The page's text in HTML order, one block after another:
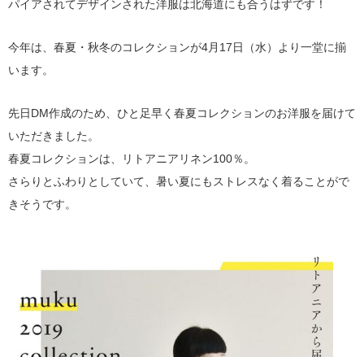
パイアされてデザインされた洋服は北海道にも合うはずです！
今年は、春夏・秋冬のコレクションが4月17日（水）より一堂に揃
います。
先日DM作成のため、ひと足早く春夏コレクションのお洋服を届けて
いただきました。
春夏コレクションは、リトアニアリネン100％。
さらりとふわりとしていて、暑い夏にもストレスなく着ることがで
きそうです。